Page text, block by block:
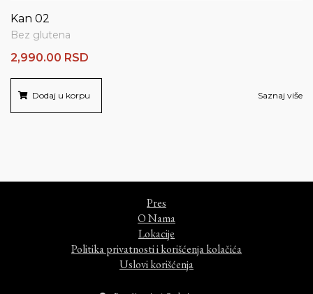
Kan 02
Bez glutena
2,990.00 RSD
Dodaj u korpu Saznaj više
Pres
O Nama
Lokacije
Politika privatnosti i korišćenja kolačića
Uslovi korišćenja